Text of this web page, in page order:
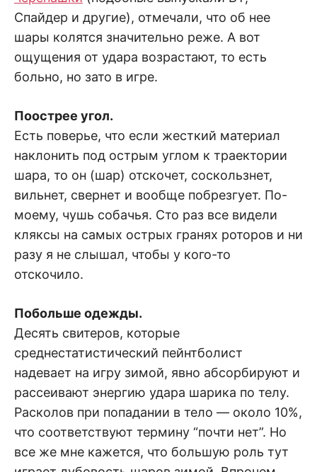
Спайдер и другие), отмечали, что об нее
шары колятся значительно реже. А вот
ощущения от удара возрастают, то есть
больно, но зато в игре.
Поострее угол.
Есть поверье, что если жесткий материал
наклонить под острым углом к траектории
шара, то он (шар) отскочет, соскользнет,
вильнет, свернет и вообще побрезгует. По-
моему, чушь собачья. Сто раз все видели
кляксы на самых острых гранях роторов и ни
разу я не слышал, чтобы у кого-то
отскочило.
Побольше одежды.
Десять свитеров, которые
среднестатистический пейнтболист
надевает на игру зимой, явно абсорбируют и
рассеивают энергию удара шарика по телу.
Расколов при попадании в тело — около 10%,
что соответствуют термину “почти нет”. Но
все же мне кажется, что большую роль тут